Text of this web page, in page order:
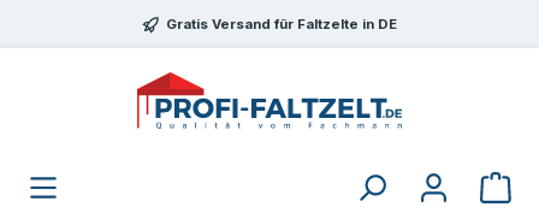
Zum Hauptinhalt springenGratis Versand für Faltzelte in DE